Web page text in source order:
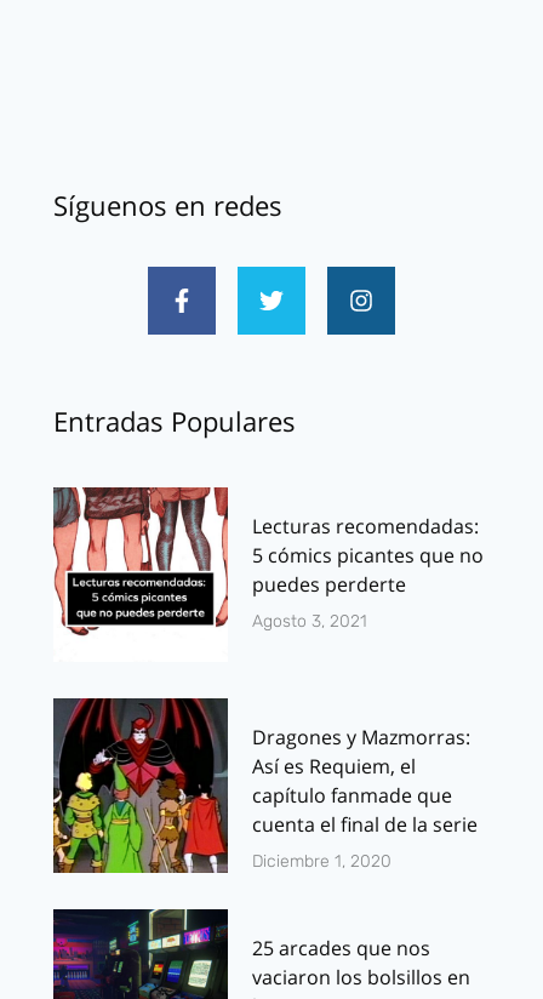
Síguenos en redes
Entradas Populares
Lecturas recomendadas:
5 cómics picantes que no
puedes perderte
Agosto 3, 2021
Dragones y Mazmorras:
Así es Requiem, el
capítulo fanmade que
cuenta el final de la serie
Diciembre 1, 2020
25 arcades que nos
vaciaron los bolsillos en